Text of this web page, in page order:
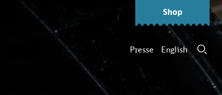
Presse English
Shop